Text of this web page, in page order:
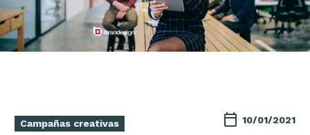
Campañas creativas 10/01/2021